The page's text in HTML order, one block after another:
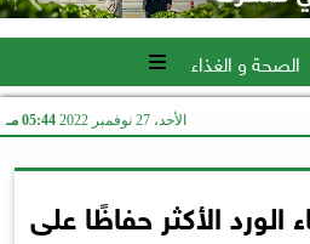
الصحة و الغذاء
الأحد، 27 نوفمبر 2022 05:44 مـ
الأكثر حفاظًا على